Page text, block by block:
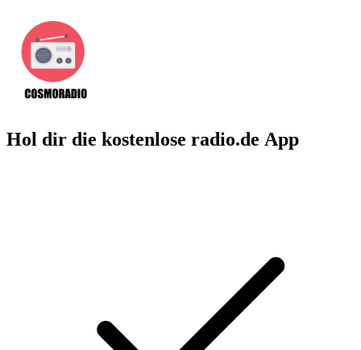
Hol dir die kostenlose radio.de App